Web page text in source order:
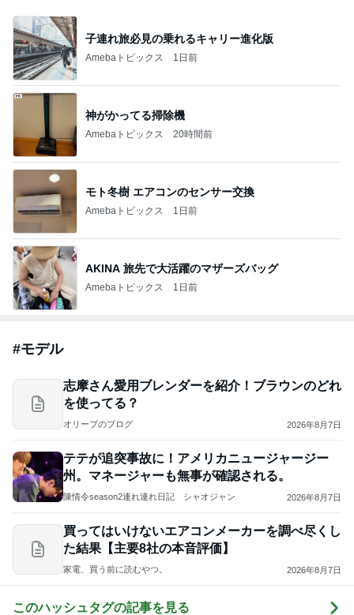
子連れ旅必見の乗れるキャリー進化版
Amebaトピックス 1日前
神がかってる掃除機
Amebaトピックス 20時間前
モト冬樹 エアコンのセンサー交換
Amebaトピックス 1日前
AKINA 旅先で大活躍のマザーズバッグ
Amebaトピックス 1日前
#モデル
志摩さん愛用ブレンダーを紹介！ブラウンのどれ
を使ってる？
オリーブのブログ 2026年8月7日
テテが追突事故に！アメリカニュージャージー
州。マネージャーも無事が確認される。
陳情令season2連れ連れ日記 シャオジャン 2026年8月7日
買ってはいけないエアコンメーカーを調べ尽くし
た結果【主要8社の本音評価】
家電、買う前に読むやつ。 2026年8月7日
このハッシュタグの記事を見る